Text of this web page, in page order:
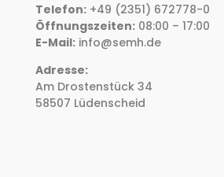
Telefon:+49 (2351) 672778-0
Öffnungszeiten:08:00 – 17:00
E-Mail:info@semh.de
Adresse:
Am Drostenstück 34
58507 Lüdenscheid